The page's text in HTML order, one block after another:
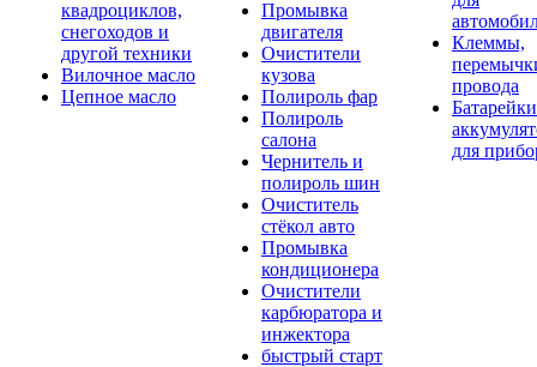
квадроциклов,
снегоходов и
другой техники
Вилочное масло
Цепное масло
Промывка
двигателя
Очистители
кузова
Полироль фар
Полироль
салона
Чернитель и
полироль шин
Очиститель
стёкол авто
Промывка
кондиционера
Очистители
карбюратора и
инжектора
быстрый старт
Клеммы,
провода
для